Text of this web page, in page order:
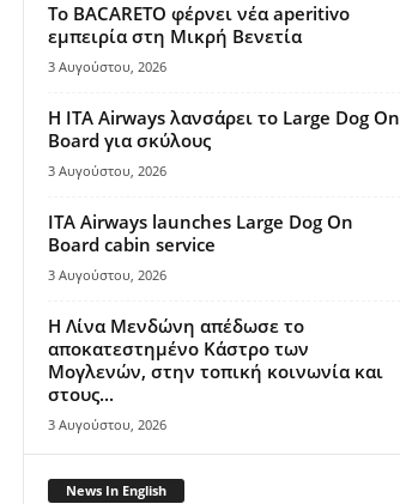
Το BACARETO φέρνει νέα aperitivo
εμπειρία στη Μικρή Βενετία
3 Αυγούστου, 2026
Η ITA Airways λανσάρει το Large Dog On
Board για σκύλους
3 Αυγούστου, 2026
ITA Airways launches Large Dog On
Board cabin service
3 Αυγούστου, 2026
Η Λίνα Μενδώνη απέδωσε το
αποκατεστημένο Κάστρο των
Μογλενών, στην τοπική κοινωνία και
στους...
3 Αυγούστου, 2026
News In English